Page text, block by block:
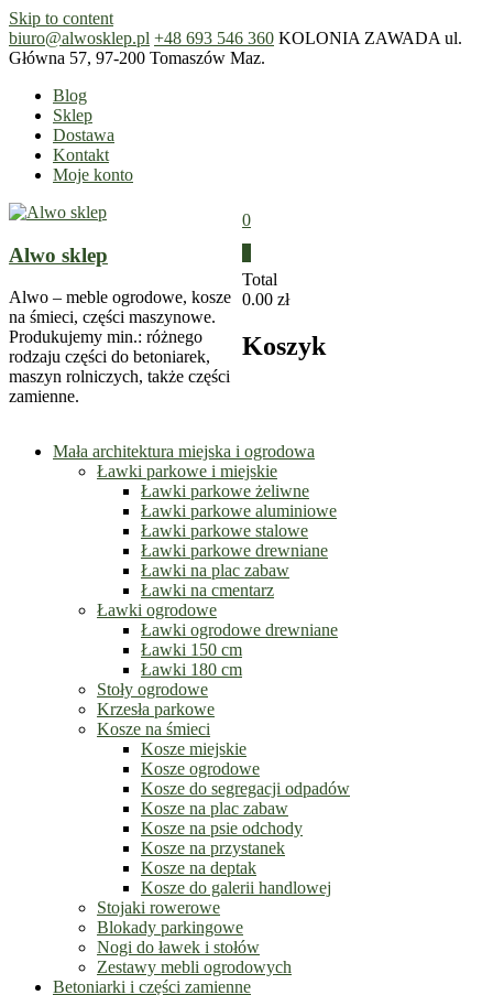
Skip to content
biuro@alwosklep.pl +48 693 546 360 KOLONIA ZAWADA ul.
Główna 57, 97-200 Tomaszów Maz.
Blog
Sklep
Dostawa
Kontakt
Moje konto
Alwo sklep
Alwo – meble ogrodowe, kosze
na śmieci, części maszynowe.
Produkujemy min.: różnego
rodzaju części do betoniarek,
maszyn rolniczych, także części
zamienne.
0
Total
0.00 zł
Koszyk
Mała architektura miejska i ogrodowa
Ławki parkowe i miejskie
Ławki parkowe żeliwne
Ławki parkowe aluminiowe
Ławki parkowe stalowe
Ławki parkowe drewniane
Ławki na plac zabaw
Ławki na cmentarz
Ławki ogrodowe
Ławki ogrodowe drewniane
Ławki 150 cm
Ławki 180 cm
Stoły ogrodowe
Krzesła parkowe
Kosze na śmieci
Kosze miejskie
Kosze ogrodowe
Kosze do segregacji odpadów
Kosze na plac zabaw
Kosze na psie odchody
Kosze na przystanek
Kosze na deptak
Kosze do galerii handlowej
Stojaki rowerowe
Blokady parkingowe
Nogi do ławek i stołów
Zestawy mebli ogrodowych
Betoniarki i części zamienne